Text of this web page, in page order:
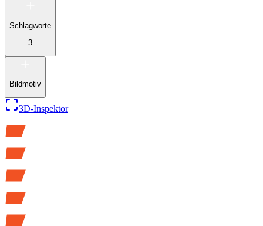
Schlagworte
3
Bildmotiv
3D-Inspektor